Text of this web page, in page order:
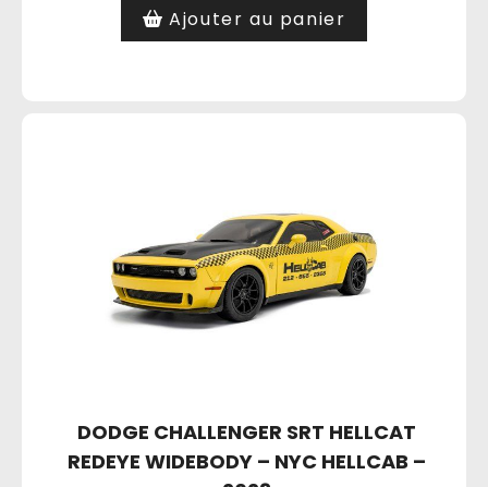
Ajouter au panier
DODGE CHALLENGER SRT HELLCAT
REDEYE WIDEBODY – NYC HELLCAB –